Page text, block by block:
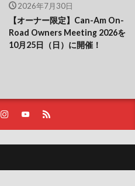
2026年7月30日
【オーナー限定】Can-Am On-
Road Owners Meeting 2026を
10月25日（日）に開催！